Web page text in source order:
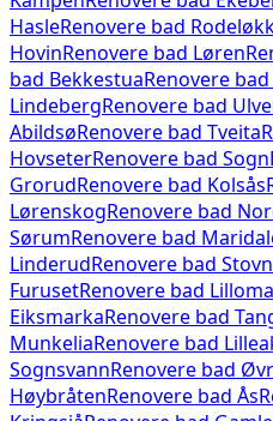
HasleRenovere bad
HovinRenovere bad Løren
bad BekkestuaRenovere bad
LindebergRenovere bad
AbildsøRenovere bad Tveita
HovseterRenovere bad Sogn
GrorudRenovere bad Kolsås
LørenskogRenovere bad
SørumRenovere bad
LinderudRenovere bad
FurusetRenovere bad
EiksmarkaRenovere bad
MunkeliaRenovere bad
SognsvannRenovere bad
HøybråtenRenovere bad Ås